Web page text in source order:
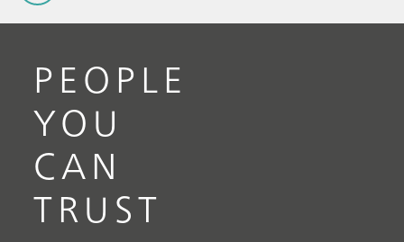
PEOPLE
YOU
CAN
TRUST